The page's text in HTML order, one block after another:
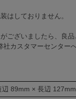
はしておりません。
ございましたら、良
カスタマーセンター
辺 89mm × 長辺 127mm